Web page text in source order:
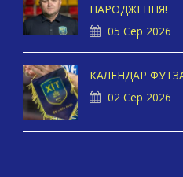
НАРОДЖЕННЯ!
05 Сер 2026
КАЛЕНДАР
02 Сер 2026